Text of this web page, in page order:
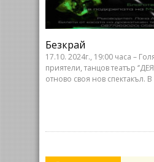
Безкрай
17.10. 2024г., 19:00 часа –
приятели, танцов театър
отново своя нов спектакъл.